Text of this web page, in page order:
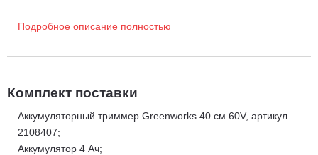
инструмент легким в транспортировке, а
шнура или сложного старта. Благодаря электродвигателю он
работает тихо, без раздражающего шума, и при этом не
производит вредных выбросов, делая уход за газоном
экологичным и комфортным. Идеальный выбор для тех, кто
ценит удобство, чистоту и заботу об окружающей среде.
Подробное описание полностью
Комплект поставки
Аккумуляторный триммер Greenworks 40 см 60V, артикул
2108407;
Аккумулятор 4 Ач;